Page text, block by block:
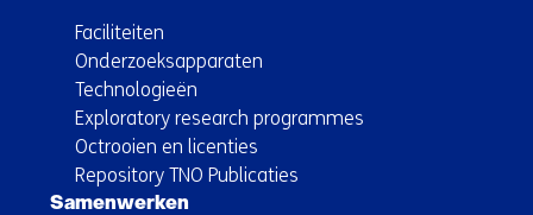
Faciliteiten
Onderzoeksapparaten
Technologieën
Exploratory research programmes
Octrooien en licenties
Repository TNO Publicaties
Samenwerken